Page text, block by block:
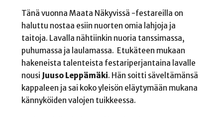
Tänä vuonna Maata Näkyvissä -festareilla on
haluttu nostaa esiin nuorten omia lahjoja ja
taitoja. Lavalla nähtiinkin nuoria tanssimassa,
puhumassa ja laulamassa. Etukäteen mukaan
hakeneista talenteista festariperjantaina lavalle
nousi Juuso Leppämäki. Hän soitti säveltämänsä
kappaleen ja sai koko yleisön eläytymään mukana
kännyköiden valojen tuikkeessa.